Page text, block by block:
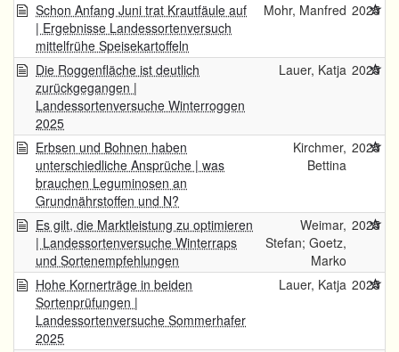
Schon Anfang Juni trat Krautfäule auf
| Ergebnisse Landessortenversuch
mittelfrühe Speisekartoffeln
Mohr, Manfred 2025
Die Roggenfläche ist deutlich
zurückgegangen |
Landessortenversuche Winterroggen
2025
Lauer, Katja 2025
Erbsen und Bohnen haben
unterschiedliche Ansprüche | was
brauchen Leguminosen an
Grundnährstoffen und N?
Kirchmer,
Bettina
2025
Es gilt, die Marktleistung zu optimieren
| Landessortenversuche Winterraps
und Sortenempfehlungen
Weimar,
Stefan; Goetz,
Marko
2025
Hohe Kornerträge in beiden
Sortenprüfungen |
Landessortenversuche Sommerhafer
2025
Lauer, Katja 2025